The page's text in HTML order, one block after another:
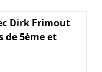
Dirk Frimout
de 5ème et